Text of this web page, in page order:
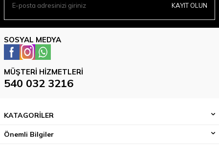
KAYIT OLUN
SOSYAL MEDYA
MÜŞTERI HIZMETLERI
540 032 3216
KATAGORİLER
Önemli Bilgiler